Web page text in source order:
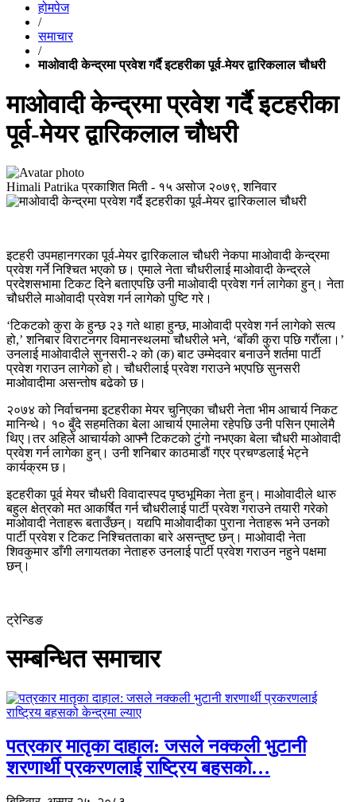
होमपेज
/
समाचार
/
माओवादी केन्द्रमा प्रवेश गर्दै इटहरीका पूर्व-मेयर द्वारिकलाल चौधरी
माओवादी केन्द्रमा प्रवेश गर्दै इटहरीका
पूर्व-मेयर द्वारिकलाल चौधरी
Himali Patrika प्रकाशित मिती - १५ असोज २०७९, शनिवार
इटहरी उपमहानगरका पूर्व-मेयर द्वारिकलाल चौधरी नेकपा माओवादी केन्द्रमा
प्रवेश गर्ने निश्चित भएको छ। एमाले नेता चौधरीलाई माओवादी केन्द्रले
प्रदेशसभामा टिकट दिने बताएपछि उनी माओवादी प्रवेश गर्न लागेका हुन्। नेता
चौधरीले माओवादी प्रवेश गर्न लागेको पुष्टि गरे।
‘टिकटको कुरा के हुन्छ २३ गते थाहा हुन्छ, माओवादी प्रवेश गर्न लागेको सत्य
हो,’ शनिबार विराटनगर विमानस्थलमा चौधरीले भने, ‘बाँकी कुरा पछि गरौंला।’
उनलाई माओवादीले सुनसरी-२ को (क) बाट उम्मेदवार बनाउने शर्तमा पार्टी
प्रवेश गराउन लागेको हो। चौधरीलाई प्रवेश गराउने भएपछि सुनसरी
माओवादीमा असन्तोष बढेको छ।
२०७४ को निर्वाचनमा इटहरीका मेयर चुनिएका चौधरी नेता भीम आचार्य निकट
मानिन्थे। १० बुँदे सहमतिका बेला आचार्य एमालेमा रहेपछि उनी पसिन एमालेमै
थिए।तर अहिले आचार्यको आफ्नै टिकटको टुंगो नभएका बेला चौधरी माओवादी
प्रवेश गर्न लागेका हुन्। उनी शनिबार काठमाडौं गएर प्रचण्डलाई भेट्ने
कार्यक्रम छ।
इटहरीका पूर्व मेयर चौधरी विवादास्पद पृष्ठभूमिका नेता हुन्। माओवादीले थारु
बहुल क्षेत्रको मत आकर्षित गर्न चौधरीलाई पार्टी प्रवेश गराउने तयारी गरेको
माओवादी नेताहरू बताउँछन्। यद्यपि माओवादीका पुराना नेताहरू भने उनको
पार्टी प्रवेश र टिकट निश्चितताका बारे असन्तुष्ट छन्। माओवादी नेता
शिवकुमार डाँगी लगायतका नेताहरु उनलाई पार्टी प्रवेश गराउन नहुने पक्षमा
छन्।
ट्रेन्डिङ
सम्बन्धित समाचार
पत्रकार मातृका दाहाल: जसले नक्कली भुटानी
शरणार्थी प्रकरणलाई राष्ट्रिय बहसको…